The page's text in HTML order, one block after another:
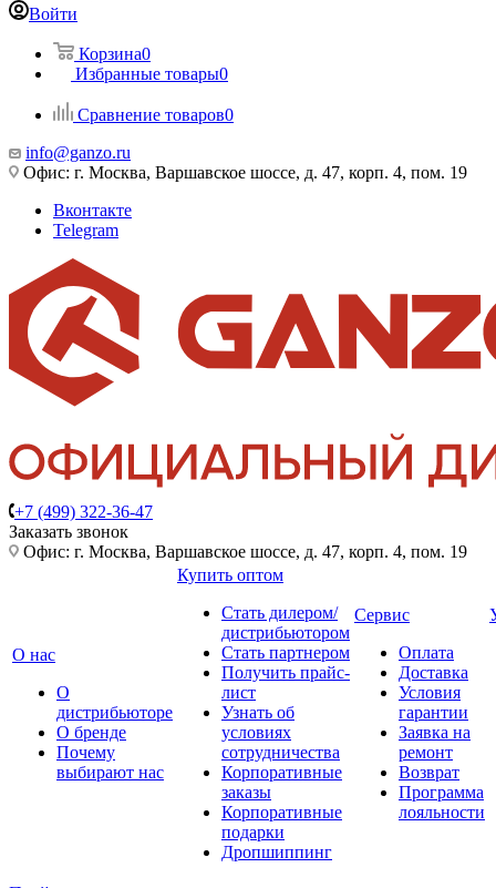
Войти
Корзина0
Избранные товары0
Сравнение товаров0
info@ganzo.ru
Офис: г. Москва, Варшавское шоссе, д. 47, корп. 4, пом. 19
Вконтакте
Telegram
+7 (499) 322-36-47
Заказать звонок
Офис: г. Москва, Варшавское шоссе, д. 47, корп. 4, пом. 19
О нас
О
дистрибьюторе
О бренде
Почему
выбирают нас
Купить оптом
Стать дилером/
дистрибьютором
Стать партнером
Получить прайс-
лист
Узнать об
условиях
сотрудничества
Корпоративные
заказы
Корпоративные
подарки
Дропшиппинг
Сервис
Оплата
Доставка
Условия
гарантии
Заявка на
ремонт
Возврат
Программа
лояльности